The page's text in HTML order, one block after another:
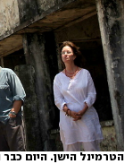
הטרמינל הישן. היום